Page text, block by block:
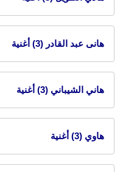
هانى عبد القادر (3) أغنية
هاني الشيباني (3) أغنية
هاوي (3) أغنية